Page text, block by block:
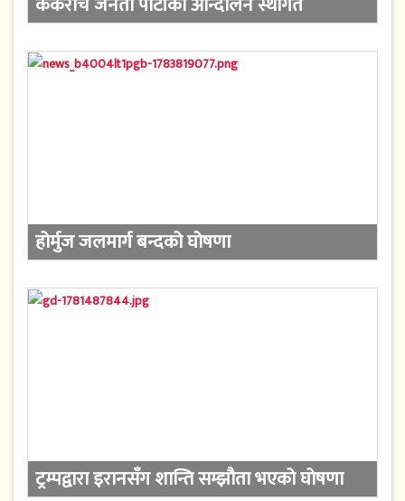
होर्मुज जलमार्ग बन्दको घोषणा
ट्रम्पद्वारा इरानसँग शान्ति सम्झौता भएको घोषणा